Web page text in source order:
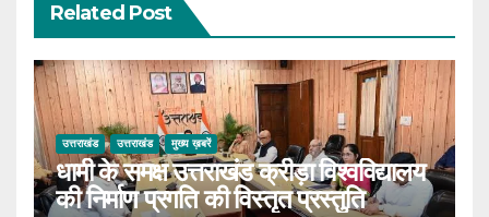
Related Post
उत्तराखंड उत्तराखंड मुख्य ख़बरें
धामी के समक्ष उत्तराखंड क्रीड़ा विश्वविद्यालय
की निर्माण प्रगति की विस्तृत प्रस्तुति